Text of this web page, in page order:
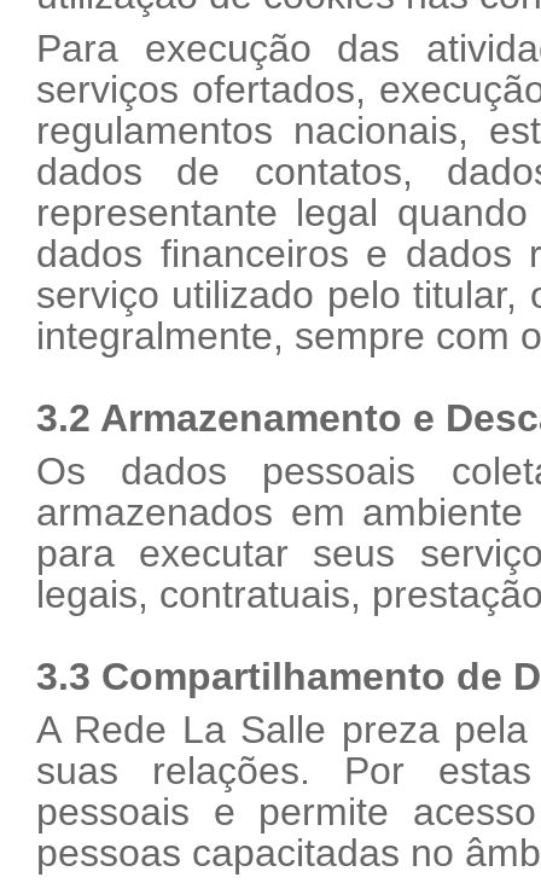
Para execução das
serviços ofertados,
regulamentos nacionais,
dados de contatos,
representante legal
dados financeiros e dados
serviço utilizado pelo
integralmente, sempre com
3.2 Armazenamento e
Os dados pessoais
armazenados em
para executar seus
legais, contratuais,
3.3 Compartilhamento de
A Rede La Salle preza
suas relações. Por
pessoais e permite
pessoas capacitadas no